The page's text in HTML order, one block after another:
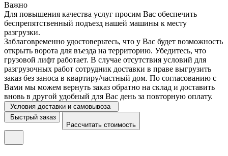
Важно
Для повышения качества услуг просим Вас обеспечить
беспрепятственный подъезд нашей машины к месту
разгрузки.
Заблаговременно удостоверьтесь, что у Вас будет возможность
открыть ворота для въезда на территорию. Убедитесь, что
грузовой лифт работает. В случае отсутствия условий для
разгрузочных работ сотрудник доставки в праве выгрузить
заказ без заноса в квартиру/частный дом. По согласованию с
Вами мы можем вернуть заказ обратно на склад и доставить
вновь в другой удобный для Вас день за повторную оплату.
Условия доставки и самовывоза
Быстрый заказ
Рассчитать стоимость